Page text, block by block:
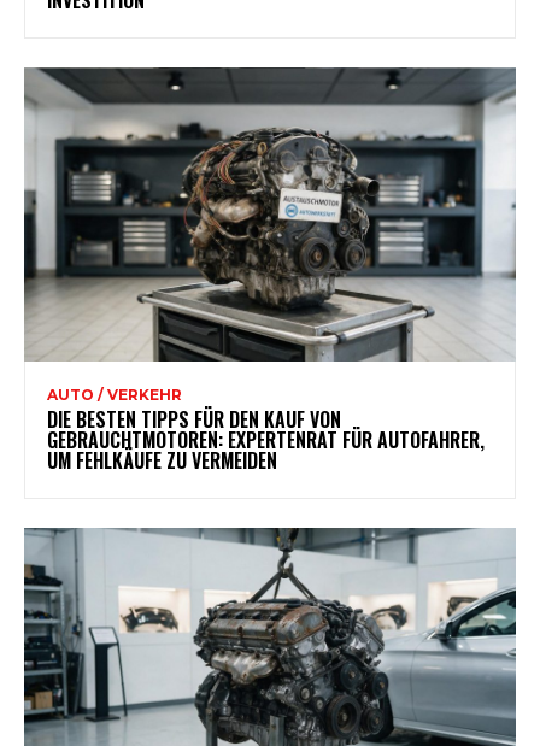
AUTO / VERKEHR
DIE BESTEN TIPPS FÜR DEN KAUF VON
GEBRAUCHTMOTOREN: EXPERTENRAT FÜR AUTOFAHRER,
UM FEHLKÄUFE ZU VERMEIDEN